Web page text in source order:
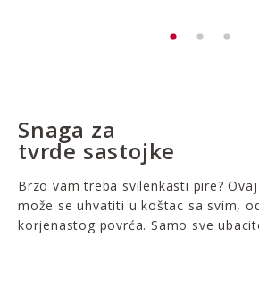
Snaga za
tvrde sastojke
Brzo vam treba svilenkasti pire?
može se uhvatiti u koštac sa svim,
korjenastog povrća. Samo sve